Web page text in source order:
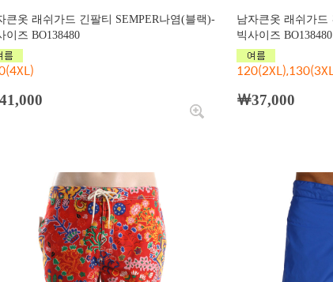
큰옷 래쉬가드 긴팔티 SEMPER나염(블랙)-
이즈 BO138480
남자큰옷 래쉬가드
빅사이즈 BO138480
￦37,000